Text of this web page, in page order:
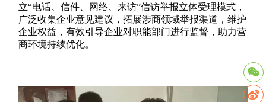
立“电话、信件、网络、来访”信访举报立体受理模式，
广泛收集企业意见建议，拓展涉商领域举报渠道，维护
企业权益，有效引导企业对职能部门进行监督，助力营
商环境持续优化。